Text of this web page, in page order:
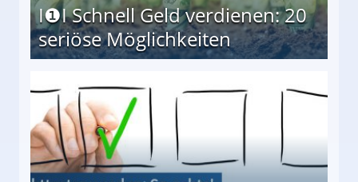
I❶I Schnell Geld verdienen: 20
seriöse Möglichkeiten